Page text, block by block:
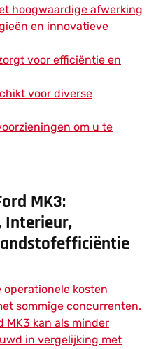
hoogwaardige afwerking
en innovatieve
voor efficiëntie en
voor diverse
om u te
MK3:
Interieur,
operationele kosten
sommige concurrenten.
MK3 kan als minder
in vergelijking met